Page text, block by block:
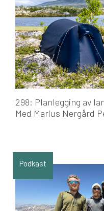
298: Planlegging av
Med Marius Nergård
Podkast